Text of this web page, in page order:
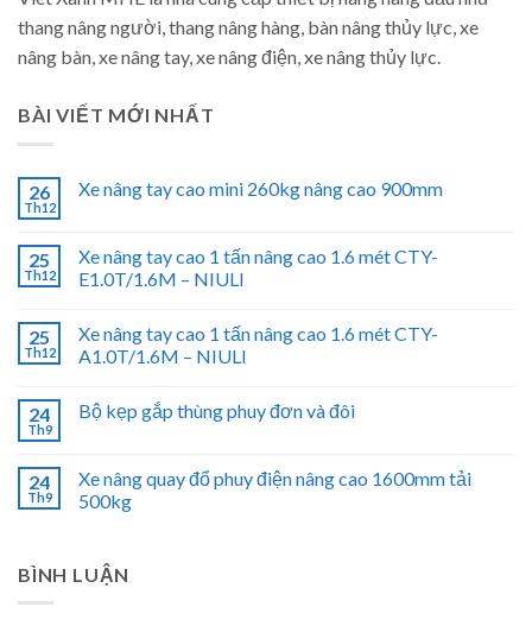
thang nâng người, thang nâng hàng, bàn nâng thủy lực, xe
nâng bàn, xe nâng tay, xe nâng điện, xe nâng thủy lực.
BÀI VIẾT MỚI NHẤT
26
Th12
Xe nâng tay cao mini 260kg nâng cao 900mm
25
Th12
Xe nâng tay cao 1 tấn nâng cao 1.6 mét CTY-
E1.0T/1.6M – NIULI
25
Th12
Xe nâng tay cao 1 tấn nâng cao 1.6 mét CTY-
A1.0T/1.6M – NIULI
24
Th9
Bộ kẹp gắp thùng phuy đơn và đôi
24
Th9
Xe nâng quay đổ phuy điện nâng cao 1600mm tải
500kg
BÌNH LUẬN